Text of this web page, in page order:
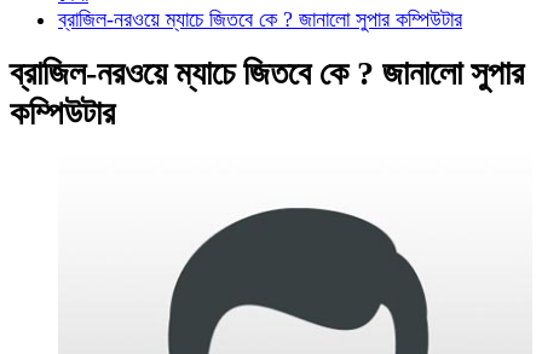
ব্রাজিল-নরওয়ে ম্যাচে জিতবে কে ? জানালো সুপার কম্পিউটার
ব্রাজিল-নরওয়ে ম্যাচে জিতবে কে ? জানালো সুপার
কম্পিউটার